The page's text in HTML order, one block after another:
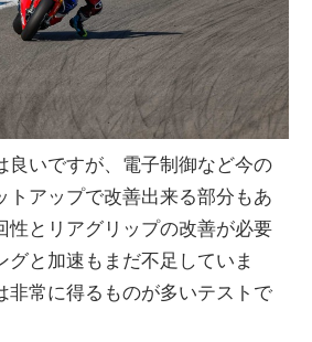
良いですが、電子制御など今の
トアップで改善出来る部分もあ
性とリアグリップの改善が必要
グと加速もまだ不足していま
非常に得るものが多いテストで